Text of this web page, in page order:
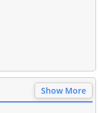
Show More